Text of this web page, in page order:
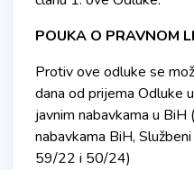
POUKA O PRAVNOM
Protiv ove odluke se
dana od prijema Odluke
javnim nabavkama u
nabavkama BiH,
59/22 i 50/24)